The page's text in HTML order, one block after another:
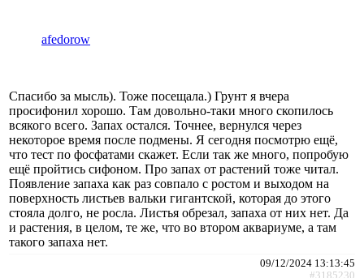
afedorow
Спасибо за мысль). Тоже посещала.) Грунт я вчера
просифонил хорошо. Там довольно-таки много скопилось
всякого всего. Запах остался. Точнее, вернулся через
некоторое время после подмены. Я сегодня посмотрю ещё,
что тест по фосфатами скажет. Если так же много, попробую
ещё пройтись сифоном. Про запах от растений тоже читал.
Появление запаха как раз совпало с ростом и выходом на
поверхность листьев вальки гигантской, которая до этого
стояла долго, не росла. Листья обрезал, запаха от них нет. Да
и растения, в целом, те же, что во втором аквариуме, а там
такого запаха нет.
09/12/2024 13:13:45
#3185230